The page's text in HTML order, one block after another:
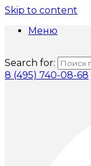
Skip to content
Меню
Search for:
8 (495) 740-08-68